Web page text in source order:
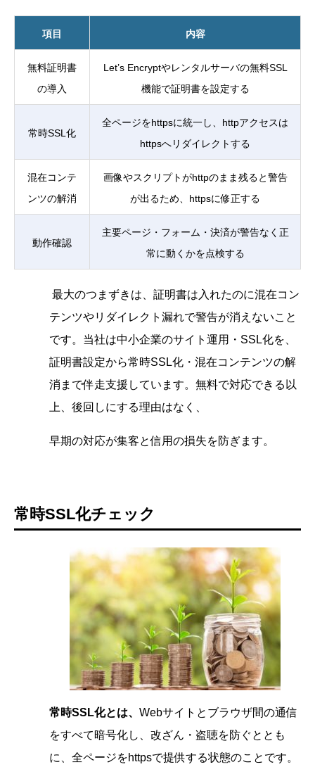
項目 内容
無料証明書
の導入
Let’s Encryptやレンタルサーバの無料SSL
機能で証明書を設定する
常時SSL化
全ページをhttpsに統一し、httpアクセスは
httpsへリダイレクトする
混在コンテ
ンツの解消
画像やスクリプトがhttpのまま残ると警告
が出るため、httpsに修正する
動作確認
主要ページ・フォーム・決済が警告なく正
常に動くかを点検する
最大のつまずきは、証明書は入れたのに混在コン
テンツやリダイレクト漏れで警告が消えないこと
です。当社は中小企業のサイト運用・SSL化を、
証明書設定から常時SSL化・混在コンテンツの解
消まで伴走支援しています。無料で対応できる以
上、後回しにする理由はなく、
早期の対応が集客と信用の損失を防ぎます。
常時SSL化チェック
常時SSL化とは、 Webサイトとブラウザ間の通信
をすべて暗号化し、改ざん・盗聴を防ぐととも
に、全ページをhttpsで提供する状態のことです。